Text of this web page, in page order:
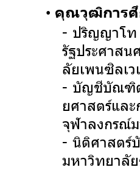
คุณวุฒิการศึ
- ปริญญาโท
รัฐประศาส
ลัยเพนซิลเ
- บัญชีบัณฑิ
ยศาสตร์แล
จุฬาลงกรณ์
- นิติศาสต
มหาวิทยาลั